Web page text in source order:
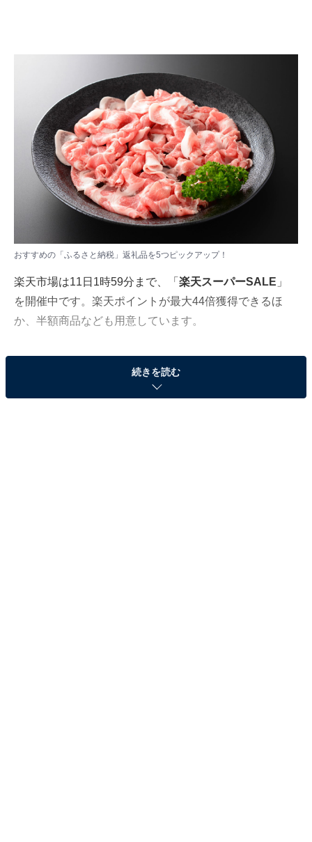
おすすめの「ふるさと納税」返礼品を5つピックアップ！
楽天市場は11日1時59分まで、「 楽天スーパーSALE 」
を開催中です。楽天ポイントが最大44倍獲得できるほ
か、半額商品なども用意しています。
ポイントアップは「ふるさと納税」も対象。この記事で
は、お肉の大容量パックでおすすめの「ふるさと納税返
続きを読む